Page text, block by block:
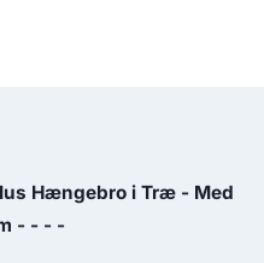
Hængebro i Træ - Med
- - - -